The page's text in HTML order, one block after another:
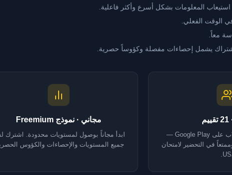
المعلومات بشكل أسرع وأكثر فاعلية.
الوقت الفعلي.
معاً.
باشتراك يشمل إحصاءات مفصلة وكؤوساً حصرية.
تقييم مرتفع من الطلاب على Google Play —
في التحضير لامتحان
مجاني · نموذج Freemium
ابدأ مجاناً بوصول لمستويات محدودة. اشترك
جميع المستويات والإحصاءات والكؤوس